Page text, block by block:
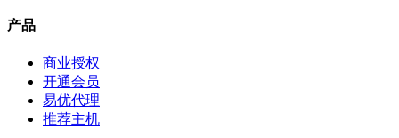
产品
商业授权
开通会员
易优代理
推荐主机